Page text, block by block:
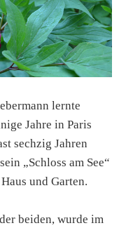
lernte
Jahre in Paris
sechzig Jahren
„Schloss am See“
und Garten.
beiden, wurde im